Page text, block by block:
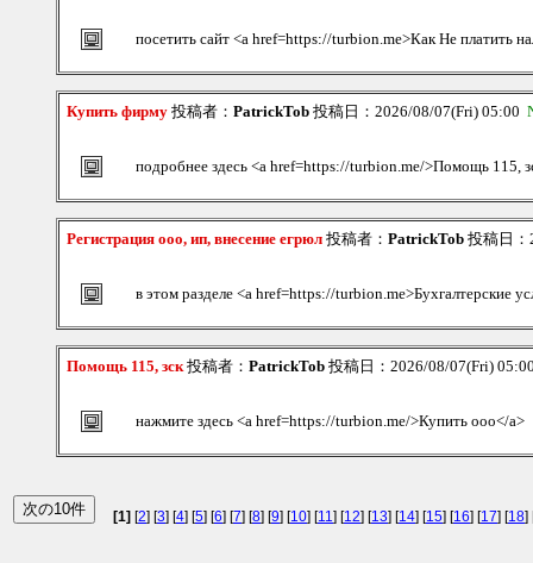
посетить сайт <a href=https://turbion.me>Как Не платить
Купить фирму 投稿者： PatrickTob 投稿日：2026/08/07(Fri) 05:00
подробнее здесь <a href=https://turbion.me/>Помощь 115,
Регистрация ооо, ип, внесение егрюл 投稿者： PatrickTob 投稿日
в этом разделе <a href=https://turbion.me>Бухгалтерские
Помощь 115, зск投稿者： PatrickTob 投稿日：2026/08/07(Fri)
нажмите здесь <a href=https://turbion.me/>Купить ооо</a>
[1] [2] [3] [4] [5] [6] [7] [8] [9] [10] [11] [12] [13] [14] [15] [16] [17] [18]